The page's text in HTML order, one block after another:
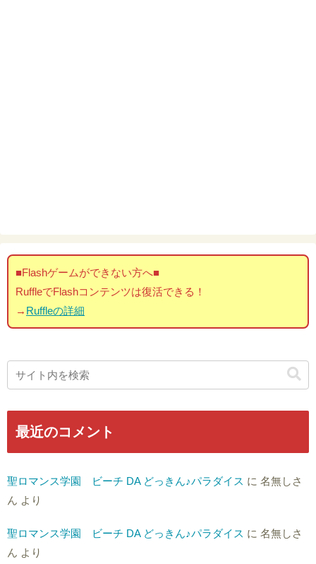
■Flashゲームができない方へ■
RuffleでFlashコンテンツは復活できる！
→ Ruffleの詳細
最近のコメント
聖ロマンス学園 ビーチ DA どっきん♪パラダイス に 名無しさ
ん より
聖ロマンス学園 ビーチ DA どっきん♪パラダイス に 名無しさ
ん より